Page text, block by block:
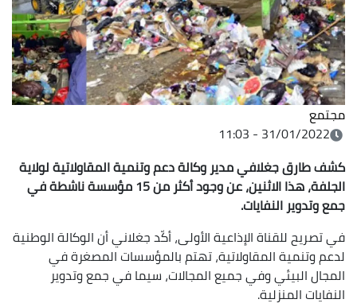
مجتمع
31/01/2022 - 11:03
كشف طارق جغلافي مدير وكالة دعم وتنمية المقاولاتية لولاية
الجلفة، هذا الاثنين، عن وجود أكثر من 15 مؤسسة ناشطة في
جمع وتدوير النفايات.
في تصريح للقناة الإذاعية الأولى، أكّد جغلاني أن الوكالة الوطنية
لدعم وتنمية المقاولاتية، تهتم بالمؤسسات المصغرة في
المجال البيئي وفي جميع المجالات، سيما في جمع وتدوير
النفايات المنزلية.